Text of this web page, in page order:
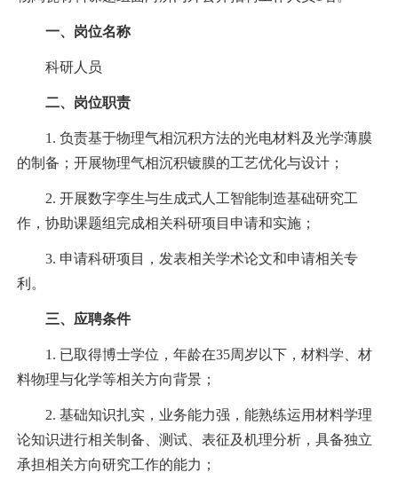
一、岗位名称
科研人员
二、岗位职责
1. 负责基于物理气相沉积方法的光电材料及光学薄膜
的制备；开展物理气相沉积镀膜的工艺优化与设计；
2. 开展数字孪生与生成式人工智能制造基础研究工
作，协助课题组完成相关科研项目申请和实施；
3. 申请科研项目，发表相关学术论文和申请相关专
利。
三、应聘条件
1. 已取得博士学位，年龄在35周岁以下，材料学、材
料物理与化学等相关方向背景；
2. 基础知识扎实，业务能力强，能熟练运用材料学理
论知识进行相关制备、测试、表征及机理分析，具备独立
承担相关方向研究工作的能力；